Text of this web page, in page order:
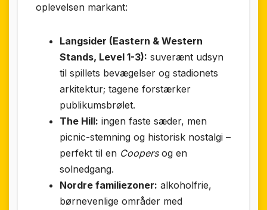
oplevelsen markant:
Langsider (Eastern & Western
Stands, Level 1-3): suverænt udsyn
til spillets bevægelser og stadionets
arkitektur; tagene forstærker
publikumsbrølet.
The Hill: ingen faste sæder, men
picnic-stemning og historisk nostalgi –
perfekt til en Coopersog en
solnedgang.
Nordre familiezoner: alkoholfrie,
børnevenlige områder med